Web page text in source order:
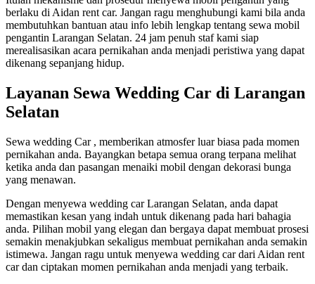
berlaku di Aidan rent car. Jangan ragu menghubungi kami bila anda
membutuhkan bantuan atau info lebih lengkap tentang sewa mobil
pengantin Larangan Selatan. 24 jam penuh staf kami siap
merealisasikan acara pernikahan anda menjadi peristiwa yang dapat
dikenang sepanjang hidup.
Layanan Sewa Wedding Car di Larangan
Selatan
Sewa wedding Car , memberikan atmosfer luar biasa pada momen
pernikahan anda. Bayangkan betapa semua orang terpana melihat
ketika anda dan pasangan menaiki mobil dengan dekorasi bunga
yang menawan.
Dengan menyewa wedding car Larangan Selatan, anda dapat
memastikan kesan yang indah untuk dikenang pada hari bahagia
anda. Pilihan mobil yang elegan dan bergaya dapat membuat prosesi
semakin menakjubkan sekaligus membuat pernikahan anda semakin
istimewa. Jangan ragu untuk menyewa wedding car dari Aidan rent
car dan ciptakan momen pernikahan anda menjadi yang terbaik.